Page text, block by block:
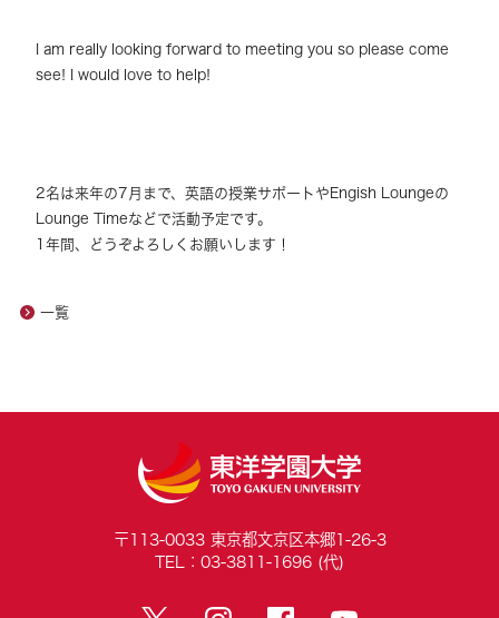
I am really looking forward to meeting you so please come
see! I would love to help!
2名は来年の7月まで、英語の授業サポートやEngish Loungeの
Lounge Timeなどで活動予定です。
1年間、どうぞよろしくお願いします！
一覧
〒113-0033 東京都文京区本郷1-26-3
TEL：03-3811-1696 (代)